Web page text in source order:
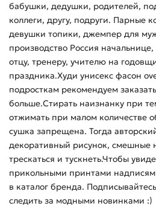
бабушки, дедушки, родителей,
коллеги, другу, подруги. Парные
девушки топики, джемпер для
производство Россия
отцу, тренеру, учителю на
праздника.Худи унисекс фасон
подросткам рекомендуем
больше.Стирать наизнанку при
отжимать при малом количестве
сушка запрещена. Тогда
декоративный рисунок, смешные
трескаться и тускнеть.Чтобы
прикольными принтами
в каталог бренда.
следить за модными новинками :)